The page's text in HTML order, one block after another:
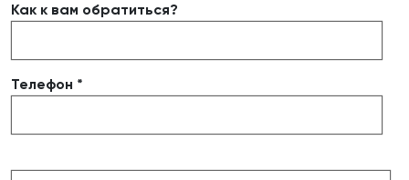
Как к вам обратиться?
Телефон *